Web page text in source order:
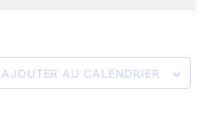
AJOUTER AU CALENDRIER